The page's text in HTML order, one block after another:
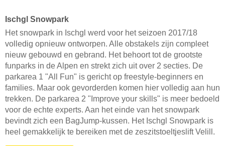
Ischgl Snowpark
Het snowpark in Ischgl werd voor het seizoen 2017/18
volledig opnieuw ontworpen. Alle obstakels zijn compleet
nieuw gebouwd en gebrand. Het behoort tot de grootste
funparks in de Alpen en strekt zich uit over 2 secties. De
parkarea 1 "All Fun" is gericht op freestyle-beginners en
families. Maar ook gevorderden komen hier volledig aan hun
trekken. De parkarea 2 "Improve your skills" is meer bedoeld
voor de echte experts. Aan het einde van het snowpark
bevindt zich een BagJump-kussen. Het Ischgl Snowpark is
heel gemakkelijk te bereiken met de zeszitstoeltjeslift Velill.